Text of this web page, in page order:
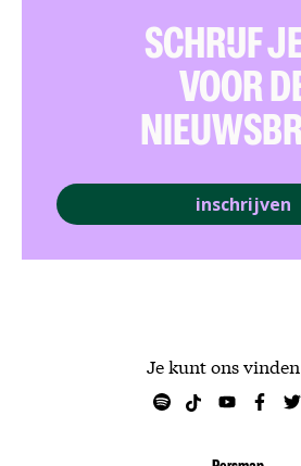
Je kunt ons
SCHRIJF
VOOR
inschrijven